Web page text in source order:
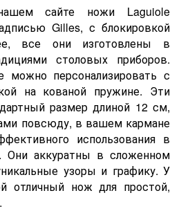
сайте ножи Laguiole
Gilles, с блокировкой
все они изготовлены в
столовых приборов.
персонализировать с
на кованой пружине. Эти
размер длиной 12 см,
повсюду, в вашем кармане
использования в
Они аккуратны в сложенном
узоры и графику. У
отличный нож для простой,